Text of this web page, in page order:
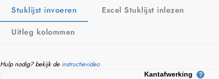
Stuklijst invoeren
Excel Stuklijst inlezen
Uitleg kolommen
Hulp nodig? bekijk de instructievideo
Kantafwerking ?